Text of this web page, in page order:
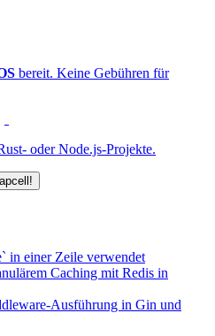
bereit. Keine Gebühren für
oder Node.js-Projekte.
in einer Zeile verwendet
Caching mit Redis in
Ausführung in Gin und